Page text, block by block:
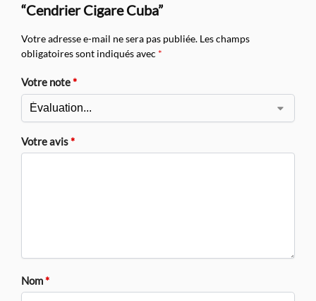
“Cendrier Cigare Cuba”
Votre adresse e-mail ne sera pas publiée. Les champs
obligatoires sont indiqués avec *
Votre note*
Votre avis*
Nom*